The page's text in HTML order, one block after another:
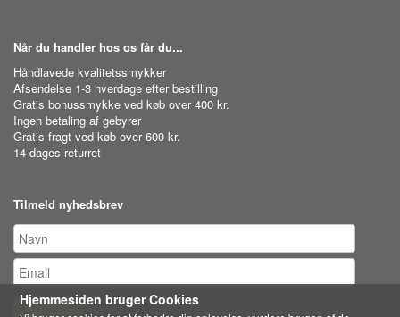
Når du handler hos os får du...
Håndlavede kvalitetssmykker
Afsendelse 1-3 hverdage efter bestilling
Gratis bonussmykke ved køb over 400 kr.
Ingen betaling af gebyrer
Gratis fragt ved køb over 600 kr.
14 dages returret
Tilmeld nyhedsbrev
Hjemmesiden bruger Cookies